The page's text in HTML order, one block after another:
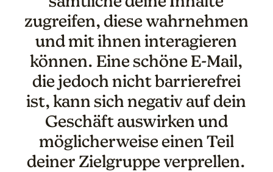
zugreifen, diese wahrnehmen
und mit ihnen interagieren
können. Eine schöne E-Mail,
die jedoch nicht barrierefrei
ist, kann sich negativ auf dein
Geschäft auswirken und
möglicherweise einen Teil
deiner Zielgruppe verprellen.